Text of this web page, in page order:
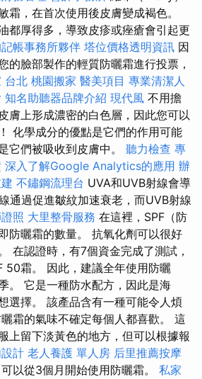
霜，在首次使用後皮膚變成褐色。
都厚得多，導致皮疹或痤瘡會引起更
帳事務所夥伴 塔位價格透明資訊 因
的臉部製作的輕質防曬霜進行投票，
台北 桃園搬家 醫美項目 專業清潔人
知名助聽器品牌介紹 現代風 不用擔
膚上形成濃密的白色層，因此您可以
化學成分的優點是它們的作用可能
它們被吸收到皮膚中。 聽力檢查 專
深入了解Google Analytics的應用 辦
不鏽鋼流理台 UVA和UVB射線會導
通過促進皺紋加速衰老，而UVB射線
照 大里整骨服務 在這裡，SPF（防
防曬霜的數量。 抗氧化劑可以很好
在認證時，有7個資金完成了測試，
50霜。 因此，建議全年使用防曬
。 它是一種防水配方，因此是海
選擇。 該產品含有一種可能令人煩
霜的氣味不確定每個人都喜歡。 這
上留下淡黃色的地方，但可以根據報
計 老人養護 單人房 后里推薦按摩
以從3個月開始使用防曬霜。 私家